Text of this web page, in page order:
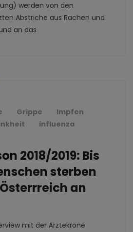
werden von den
Abstriche aus Rachen und
an das
Grippe
Impfen
influenza
2018/2019: Bis
sterben
an
mit der Ärztekrone